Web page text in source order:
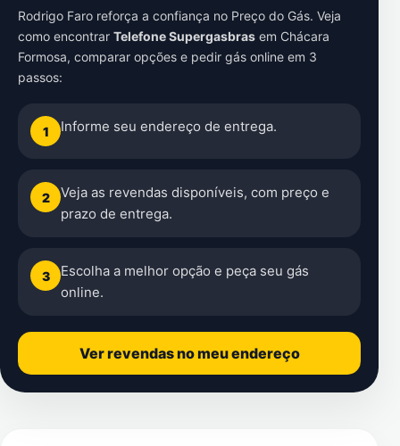
Rodrigo Faro reforça a confiança no Preço do Gás. Veja
como encontrar Telefone Supergasbras em Chácara
Formosa, comparar opções e pedir gás online em 3
passos:
1 Informe seu endereço de entrega.
2
Veja as revendas disponíveis, com preço e
prazo de entrega.
3
Escolha a melhor opção e peça seu gás
online.
Ver revendas no meu endereço